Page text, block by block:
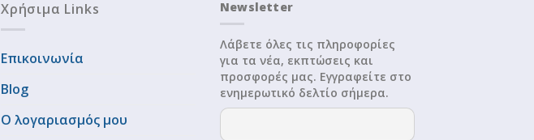
Χρήσιμα Links
Επικοινωνία
Blog
Ο λογαριασμός μου
Newsletter
Λάβετε όλες τις πληροφορίες
για τα νέα, εκπτώσεις και
προσφορές μας. Εγγραφείτε στο
ενημερωτικό δελτίο σήμερα.